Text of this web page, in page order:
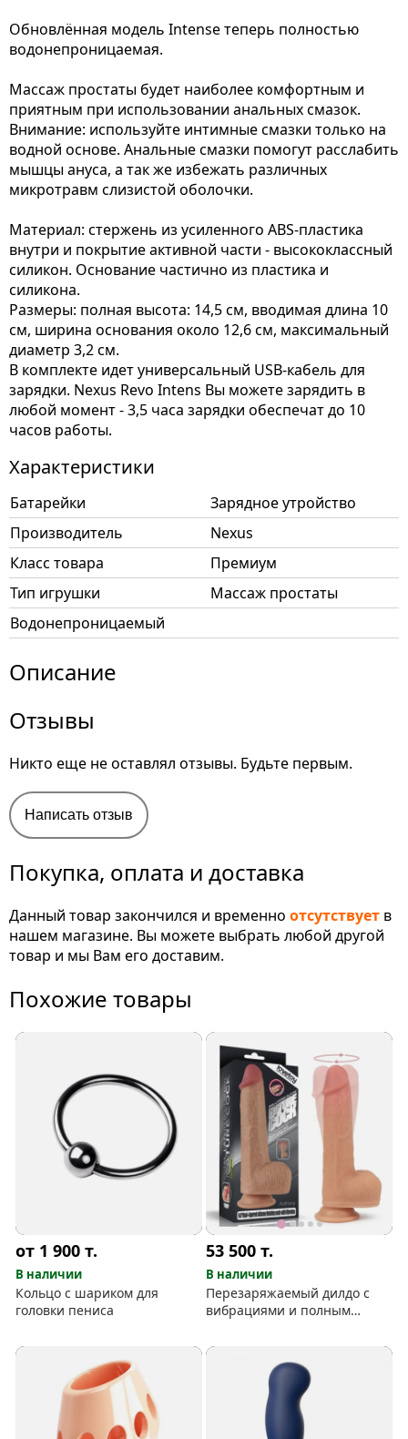
Обновлённая модель Intense теперь полностью
водонепроницаемая.
Массаж простаты будет наиболее комфортным и
приятным при использовании анальных смазок.
Внимание: используйте интимные смазки только на
водной основе. Анальные смазки помогут расслабить
мышцы ануса, а так же избежать различных
микротравм слизистой оболочки.
Материал: стержень из усиленного ABS-пластика
внутри и покрытие активной части - высококлассный
силикон. Основание частично из пластика и
силикона.
Размеры: полная высота: 14,5 см, вводимая длина 10
см, ширина основания около 12,6 см, максимальный
диаметр 3,2 см.
В комплекте идет универсальный USB-кабель для
зарядки. Nexus Revo Intens Вы можете зарядить в
любой момент - 3,5 часа зарядки обеспечат до 10
часов работы.
Характеристики
Батарейки
Зарядное утройство
Производитель
Nexus
Класс товара
Премиум
Тип игрушки
Массаж простаты
Водонепроницаемый
Описание
Отзывы
Никто еще не оставлял отзывы. Будьте первым.
Написать отзыв
Покупка, оплата и доставка
Данный товар закончился и временно отсутствует в
нашем магазине. Вы можете выбрать любой другой
товар и мы Вам его доставим.
Похожие товары
от 1 900т.
В наличии
Кольцо с шариком для
головки пениса
53 500т.
В наличии
Перезаряжаемый дилдо с
вибрациями и полным